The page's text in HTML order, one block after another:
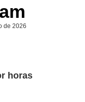
de 2026
horas